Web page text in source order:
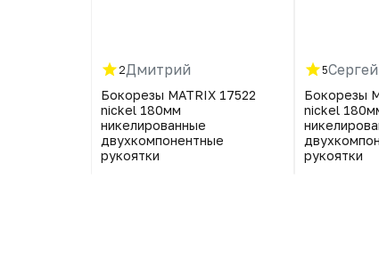
2Дмитрий
Бокорезы MATRIX 17522
nickel 180мм
никелированные
двухкомпонентные
рукоятки
5Сергей
Бокорезы
nickel
рукоятки